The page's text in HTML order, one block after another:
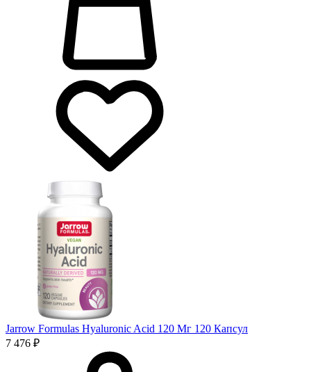
Jarrow Formulas Hyaluronic Acid 120 Мг 120 Капсул
7 476 ₽